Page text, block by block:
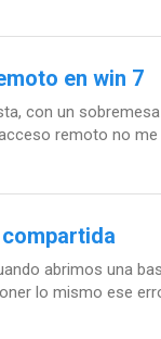
en win 7
con un
remoto no me
abrimos una
lo mismo ese